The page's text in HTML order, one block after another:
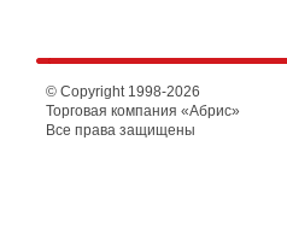
© Copyright 1998-2026
Торговая компания «Абрис»
Все права защищены